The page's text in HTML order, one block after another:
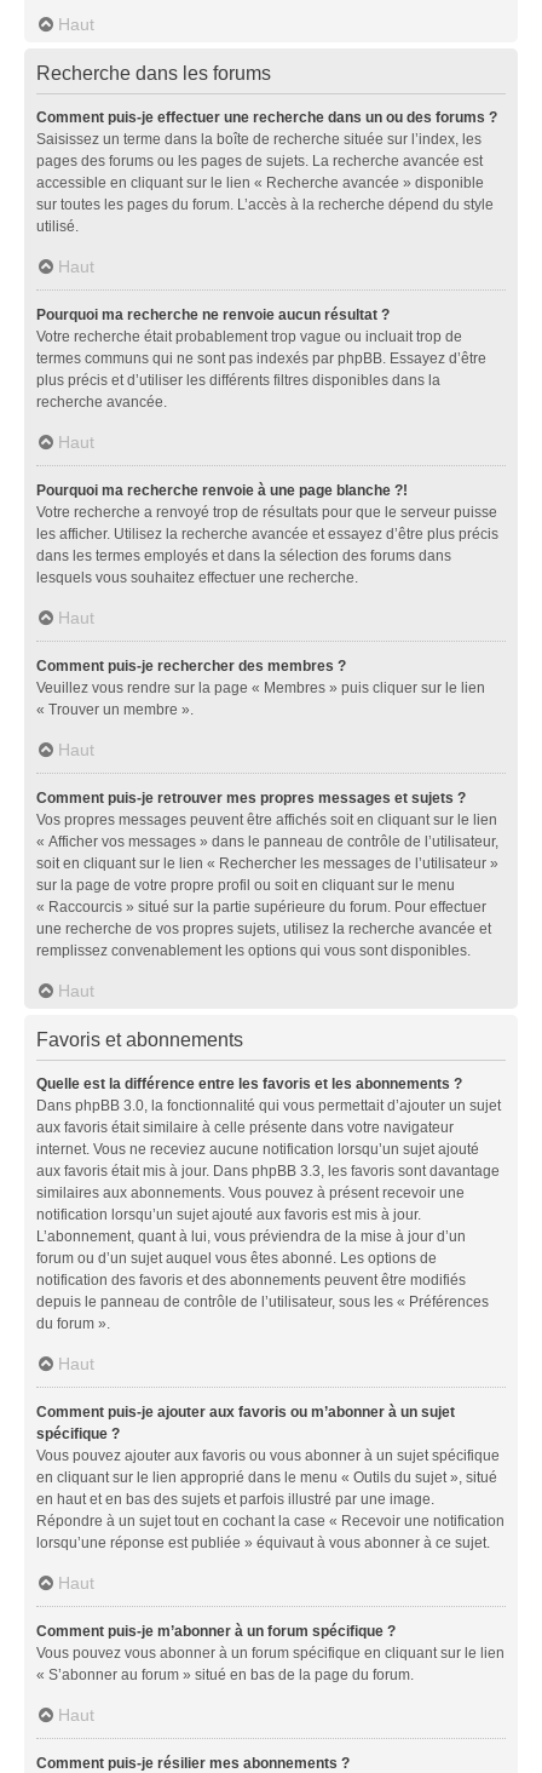
Haut
Recherche dans les forums
Comment puis-je effectuer une recherche dans un ou des forums ?
Saisissez un terme dans la boîte de recherche située sur l’index, les
pages des forums ou les pages de sujets. La recherche avancée est
accessible en cliquant sur le lien « Recherche avancée » disponible
sur toutes les pages du forum. L’accès à la recherche dépend du style
utilisé.
Haut
Pourquoi ma recherche ne renvoie aucun résultat ?
Votre recherche était probablement trop vague ou incluait trop de
termes communs qui ne sont pas indexés par phpBB. Essayez d’être
plus précis et d’utiliser les différents filtres disponibles dans la
recherche avancée.
Haut
Pourquoi ma recherche renvoie à une page blanche ?!
Votre recherche a renvoyé trop de résultats pour que le serveur puisse
les afficher. Utilisez la recherche avancée et essayez d’être plus précis
dans les termes employés et dans la sélection des forums dans
lesquels vous souhaitez effectuer une recherche.
Haut
Comment puis-je rechercher des membres ?
Veuillez vous rendre sur la page « Membres » puis cliquer sur le lien
« Trouver un membre ».
Haut
Comment puis-je retrouver mes propres messages et sujets ?
Vos propres messages peuvent être affichés soit en cliquant sur le lien
« Afficher vos messages » dans le panneau de contrôle de l’utilisateur,
soit en cliquant sur le lien « Rechercher les messages de l’utilisateur »
sur la page de votre propre profil ou soit en cliquant sur le menu
« Raccourcis » situé sur la partie supérieure du forum. Pour effectuer
une recherche de vos propres sujets, utilisez la recherche avancée et
remplissez convenablement les options qui vous sont disponibles.
Haut
Favoris et abonnements
Quelle est la différence entre les favoris et les abonnements ?
Dans phpBB 3.0, la fonctionnalité qui vous permettait d’ajouter un sujet
aux favoris était similaire à celle présente dans votre navigateur
internet. Vous ne receviez aucune notification lorsqu’un sujet ajouté
aux favoris était mis à jour. Dans phpBB 3.3, les favoris sont davantage
similaires aux abonnements. Vous pouvez à présent recevoir une
notification lorsqu’un sujet ajouté aux favoris est mis à jour.
L’abonnement, quant à lui, vous préviendra de la mise à jour d’un
forum ou d’un sujet auquel vous êtes abonné. Les options de
notification des favoris et des abonnements peuvent être modifiés
depuis le panneau de contrôle de l’utilisateur, sous les « Préférences
du forum ».
Haut
Comment puis-je ajouter aux favoris ou m’abonner à un sujet
spécifique ?
Vous pouvez ajouter aux favoris ou vous abonner à un sujet spécifique
en cliquant sur le lien approprié dans le menu « Outils du sujet », situé
en haut et en bas des sujets et parfois illustré par une image.
Répondre à un sujet tout en cochant la case « Recevoir une notification
lorsqu’une réponse est publiée » équivaut à vous abonner à ce sujet.
Haut
Comment puis-je m’abonner à un forum spécifique ?
Vous pouvez vous abonner à un forum spécifique en cliquant sur le lien
« S’abonner au forum » situé en bas de la page du forum.
Haut
Comment puis-je résilier mes abonnements ?